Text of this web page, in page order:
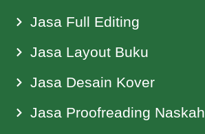
Jasa Full Editing
Jasa Layout Buku
Jasa Desain Kover
Jasa Proofreading Naskah